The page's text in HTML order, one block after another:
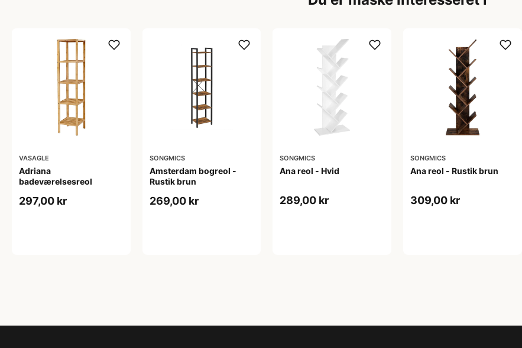
VASAGLE
Adriana
badeværelsesreol
297,00 kr
SONGMICS
Amsterdam bogreol -
Rustik brun
269,00 kr
SONGMICS
Ana reol - Hvid
289,00 kr
SONGMICS
Ana reol - Rustik brun
309,00 kr